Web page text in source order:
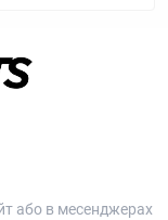
або в месенджерах